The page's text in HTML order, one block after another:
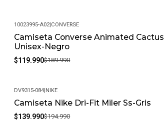
-37%
10023995-A02|CONVERSE
Camiseta Converse Animated Cactus
Unisex-Negro
$119.990$189.990
-28%
DV9315-084|NIKE
Camiseta Nike Dri-Fit Miler Ss-Gris
$139.990$194.990